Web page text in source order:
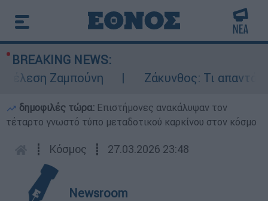
BREAKING NEWS:
Ζαμπούνη
Ζάκυνθος: Τι απαντά η
δημοφιλές τώρα: Επιστήμονες ανακάλυψαν τον
τέταρτο γνωστό τύπο μεταδοτικού καρκίνου στον κόσμο
┋ Κόσμος ┋ 27.03.2026 23:48
Newsroom